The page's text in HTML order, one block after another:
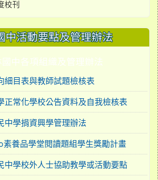
校刊
中活動要點及管理辦法
國中各項組織及管理辦法
細目表與教師試題檢核表
正常化學校公告資料及自我檢核表
中學捐資興學管理辦法
養品學堂閱讀題組學生獎勵計畫
中學校外人士協助教學或活動要點